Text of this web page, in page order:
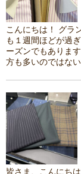
こんにちは！ グラ
も１週間ほどが過
ーズンでもありま
方も多いのではな
皆さま、こんにち